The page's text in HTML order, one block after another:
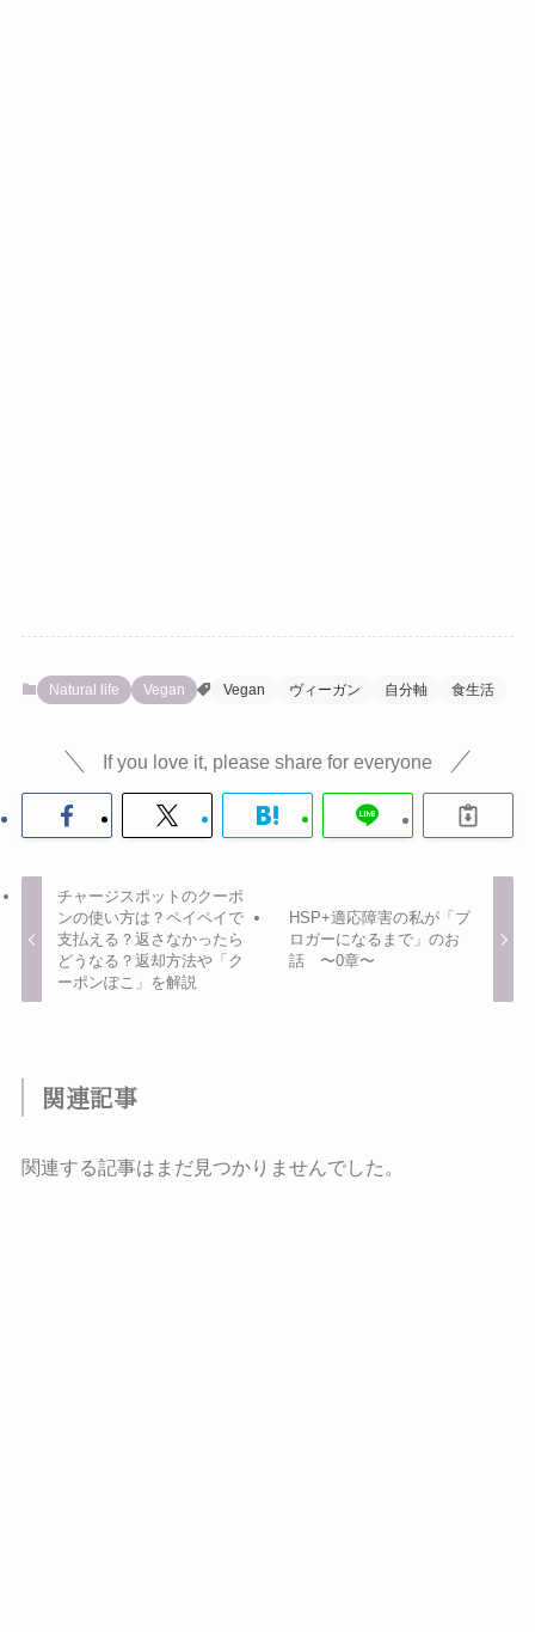
Natural life Vegan Vegan ヴィーガン 自分軸 食生活
If you love it, please share for everyone
チャージスポットのクーポ
ンの使い方は？ペイペイで
支払える？返さなかったら
どうなる？返却方法や「ク
ーポンぽこ」を解説
HSP+適応障害の私が「ブ
ロガーになるまで」のお
話 〜0章〜
関連記事
関連する記事はまだ見つかりませんでした。